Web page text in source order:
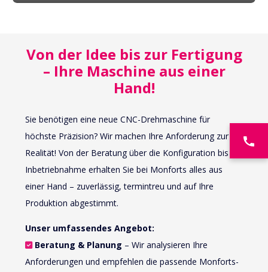
Von der Idee bis zur Fertigung
– Ihre Maschine aus einer
Hand!
Sie benötigen eine neue CNC-Drehmaschine für
höchste Präzision? Wir machen Ihre Anforderung zur
Realität! Von der Beratung über die Konfiguration bis zur
Inbetriebnahme erhalten Sie bei Monforts alles aus
einer Hand – zuverlässig, termintreu und auf Ihre
Produktion abgestimmt.
Unser umfassendes Angebot:
Beratung & Planung – Wir analysieren Ihre
Anforderungen und empfehlen die passende Monforts-